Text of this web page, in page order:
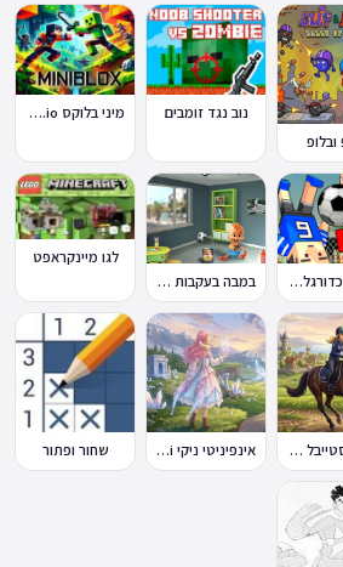
ובלופ
נוב נגד זומבים מיני בלוקס Miniblox.io
פיזיקת כדורגל Soccer Physics במבה בעקבות החטיף החטוף 1
לגו מיינקראפט
סטאר סטייבל Star Stable Online
אינפיניטי ניקי Infinity Nikki שחור ופתור